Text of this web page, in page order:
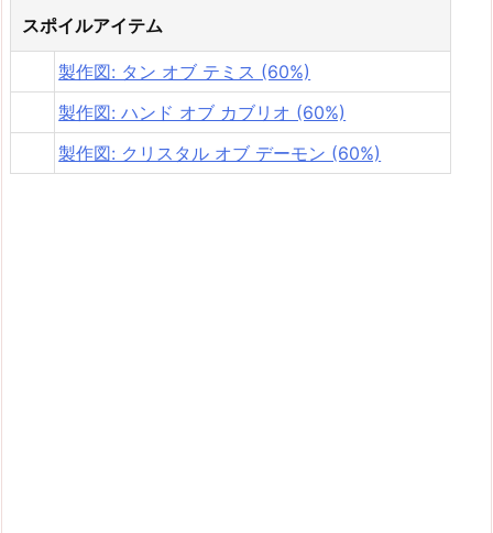
スポイルアイテム
製作図: タン オブ テミス (60%)
製作図: ハンド オブ カブリオ (60%)
製作図: クリスタル オブ デーモン (60%)